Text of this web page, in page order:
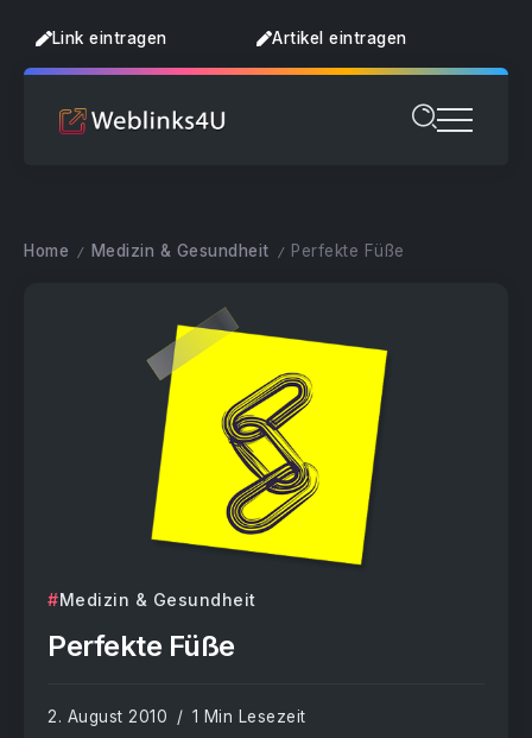
Link eintragen Artikel eintragen
Home / Medizin & Gesundheit / Perfekte Füße
Medizin & Gesundheit
Perfekte Füße
2. August 2010 1 Min Lesezeit